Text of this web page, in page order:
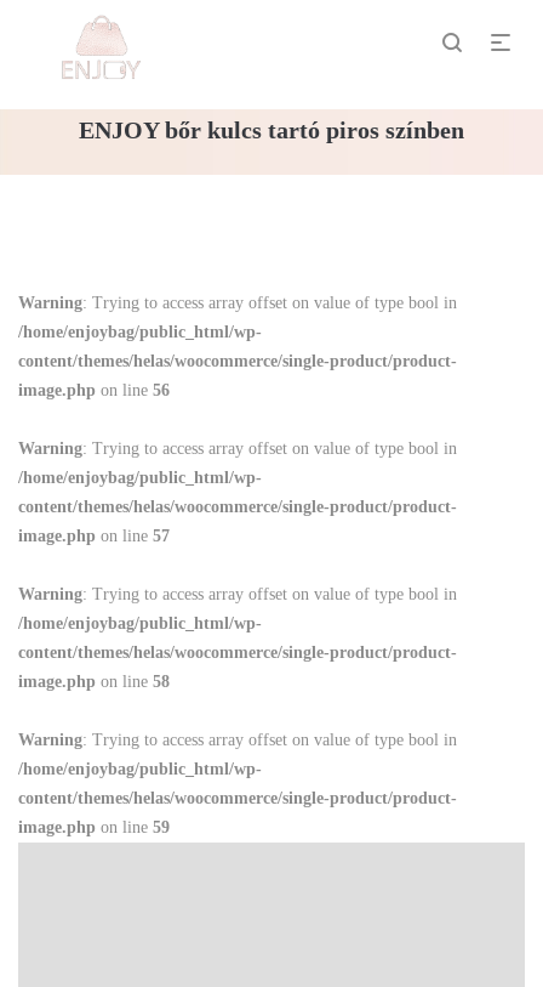
ENJOY bőr kulcs tartó piros színben
Warning: Trying to access array offset on value of type bool in
/home/enjoybag/public_html/wp-
content/themes/helas/woocommerce/single-product/product-
image.php on line 56
Warning: Trying to access array offset on value of type bool in
/home/enjoybag/public_html/wp-
content/themes/helas/woocommerce/single-product/product-
image.php on line 57
Warning: Trying to access array offset on value of type bool in
/home/enjoybag/public_html/wp-
content/themes/helas/woocommerce/single-product/product-
image.php on line 58
Warning: Trying to access array offset on value of type bool in
/home/enjoybag/public_html/wp-
content/themes/helas/woocommerce/single-product/product-
image.php on line 59